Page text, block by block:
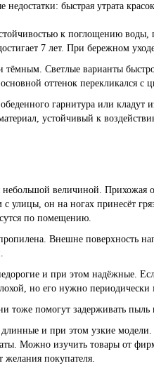
быстрая утрата
к поглощению воды,
7 лет. При бережном
тёмным. Светлые варианты
оттенок перекликался с
гарнитура или кладут
устойчивый к
величиной. Прихожая
с улицы, он на ногах принесёт
по помещению.
Внешне поверхность
и при этом надёжные.
но его нужно периодически
тоже помогут задерживать
и при этом узкие
Можно изучить товары от
желания покупателя.